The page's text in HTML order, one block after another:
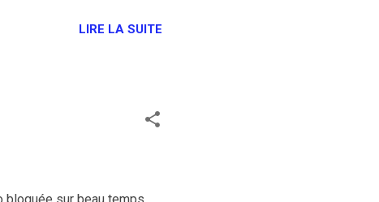
dommage que le
LIRE LA SUITE